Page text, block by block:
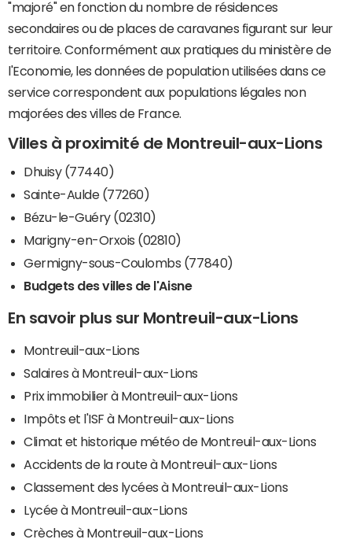
"majoré" en fonction du nombre de résidences
secondaires ou de places de caravanes figurant sur leur
territoire. Conformément aux pratiques du ministère de
l'Economie, les données de population utilisées dans ce
service correspondent aux populations légales non
majorées des villes de France.
Villes à proximité de Montreuil-aux-Lions
Dhuisy (77440)
Sainte-Aulde (77260)
Bézu-le-Guéry (02310)
Marigny-en-Orxois (02810)
Germigny-sous-Coulombs (77840)
Budgets des villes de l'Aisne
En savoir plus sur Montreuil-aux-Lions
Montreuil-aux-Lions
Salaires à Montreuil-aux-Lions
Prix immobilier à Montreuil-aux-Lions
Impôts et l'ISF à Montreuil-aux-Lions
Climat et historique météo de Montreuil-aux-Lions
Accidents de la route à Montreuil-aux-Lions
Classement des lycées à Montreuil-aux-Lions
Lycée à Montreuil-aux-Lions
Crèches à Montreuil-aux-Lions